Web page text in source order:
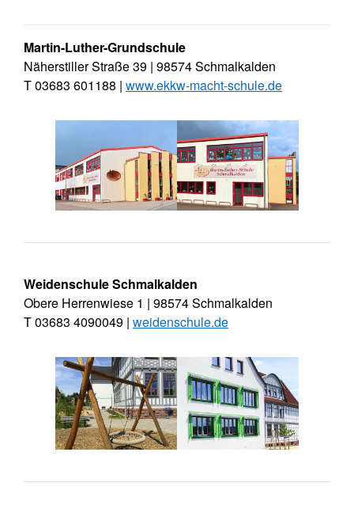
Martin-Luther-Grundschule
Näherstiller Straße 39 | 98574 Schmalkalden
T 03683 601188 | www.ekkw-macht-schule.de
Weidenschule Schmalkalden
Obere Herrenwiese 1 | 98574 Schmalkalden
T 03683 4090049 | weidenschule.de